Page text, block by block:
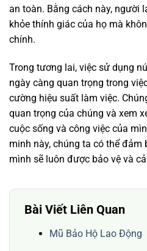
an toàn. Bằng cách này, người
khỏe thính giác của họ mà
chính.
Trong tương lai, việc sử dụng
ngày càng quan trọng trong
cường hiệu suất làm việc.
quan trọng của chúng và xem
cuộc sống và công việc của
minh này, chúng ta có thể đảm
mình sẽ luôn được bảo vệ và
Bài Viết Liên Quan
Mũ Bảo Hộ Lao Động